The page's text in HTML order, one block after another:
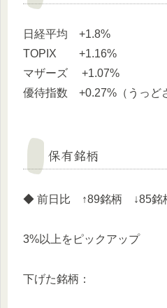
日経平均 +1.8%
TOPIX +1.16%
マザーズ +1.07%
優待指数 +0.27%（うっど
保有銘柄
◆ 前日比 ↑89銘柄 ↓85銘
3%以上をピックアップ
下げた銘柄：